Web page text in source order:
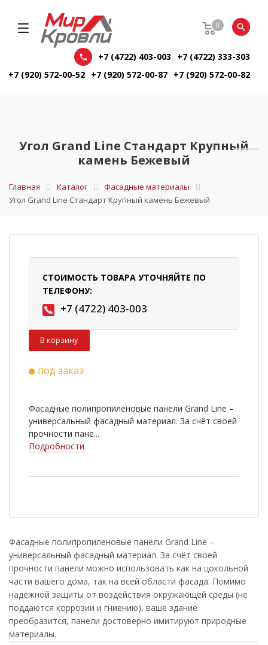
0
+7 (4722) 403-003
+7 (4722) 333-303
+7 (920) 572-00-52 +7 (920) 572-00-87 +7 (920) 572-00-82
Угол Grand Line Стандарт Крупный
камень Бежевый
Главная Каталог
Фасадные материалы
Угол Grand Line Стандарт Крупный камень Бежевый
СТОИМОСТЬ ТОВАРА УТОЧНЯЙТЕ ПО
ТЕЛЕФОНУ:
+7 (4722) 403-003
В корзину
под заказ
Фасадные полипропиленовые панели Grand Line –
универсальный фасадный материал. За счёт своей
прочности пане...
Подробности
Фасадные полипропиленовые панели Grand Line –
универсальный фасадный материал. За счёт своей
прочности панели можно использовать как на цокольной
части вашего дома, так на всей области фасада. Помимо
надёжной защиты от воздействия окружающей среды (не
поддаются коррозии и гниению), ваше здание
преобразится, панели достоверно имитируют природные
материалы.